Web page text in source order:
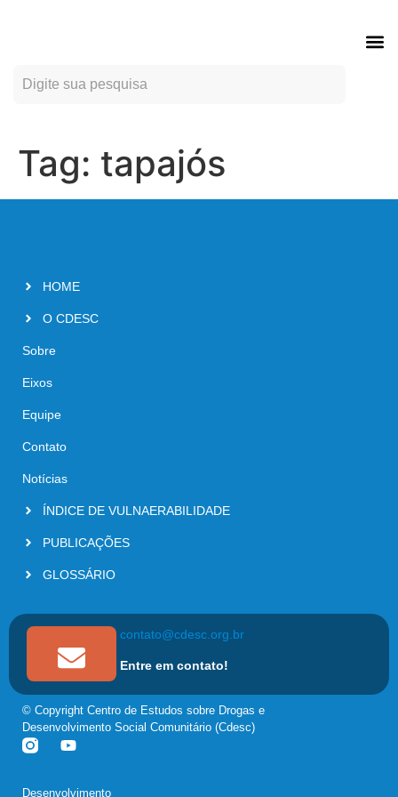
Tag: tapajós
HOME
O CDESC
Sobre
Eixos
Equipe
Contato
Notícias
ÍNDICE DE VULNAERABILIDADE
PUBLICAÇÕES
GLOSSÁRIO
contato@cdesc.org.br
Entre em contato!
© Copyright Centro de Estudos sobre Drogas e
Desenvolvimento Social Comunitário (Cdesc)
Desenvolvimento